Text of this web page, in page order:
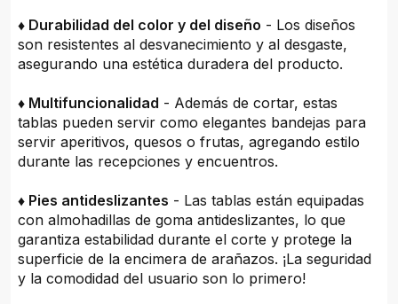
♦ Durabilidad del color y del diseño - Los diseños
son resistentes al desvanecimiento y al desgaste,
asegurando una estética duradera del producto.
♦ Multifuncionalidad - Además de cortar, estas
tablas pueden servir como elegantes bandejas para
servir aperitivos, quesos o frutas, agregando estilo
durante las recepciones y encuentros.
♦ Pies antideslizantes - Las tablas están equipadas
con almohadillas de goma antideslizantes, lo que
garantiza estabilidad durante el corte y protege la
superficie de la encimera de arañazos. ¡La seguridad
y la comodidad del usuario son lo primero!